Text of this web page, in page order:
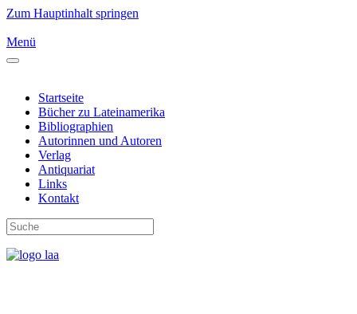
Zum Hauptinhalt springen
Menü
Startseite
Bücher zu Lateinamerika
Bibliographien
Autorinnen und Autoren
Verlag
Antiquariat
Links
Kontakt